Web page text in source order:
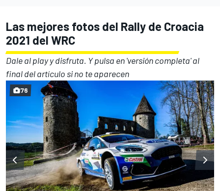
Las mejores fotos del Rally de Croacia
2021 del WRC
Dale al play y disfruta. Y pulsa en 'versión completa' al
final del artículo si no te aparecen
76